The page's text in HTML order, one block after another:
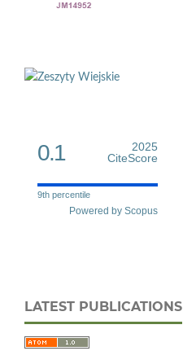
0.1
2025
CiteScore
9th percentile
Powered by Scopus
LATEST PUBLICATIONS